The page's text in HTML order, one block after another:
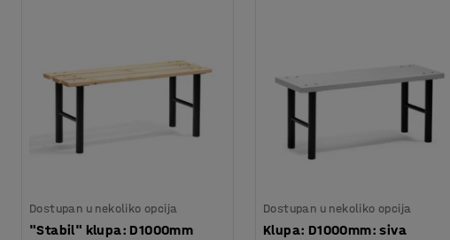
Dostupan u nekoliko opcija
"Stabil" klupa: D1000mm
Dostupan u nekoliko opcija
Klupa: D1000mm: siva